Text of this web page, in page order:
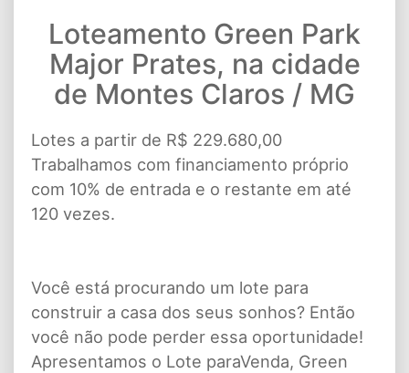
Loteamento Green Park
Major Prates, na cidade
de Montes Claros / MG
Lotes a partir de R$ 229.680,00
Trabalhamos com financiamento próprio
com 10% de entrada e o restante em até
120 vezes.
Você está procurando um lote para
construir a casa dos seus sonhos? Então
você não pode perder essa oportunidade!
Apresentamos o Lote paraVenda, Green